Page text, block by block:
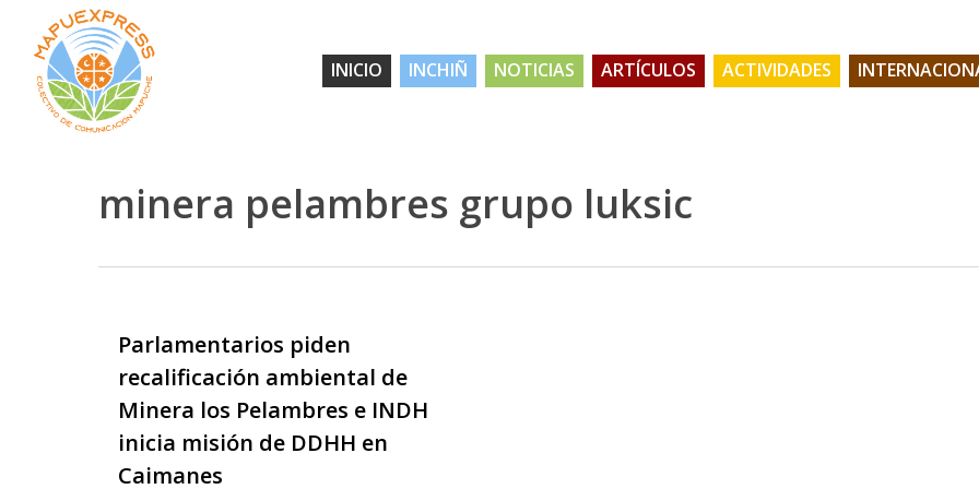
main
content
Hit enter to search or ESC to close
INICIO INCHIÑ NOTICIAS ARTÍCULOS ACTIVIDADES
minera pelambres grupo luksic
Parlamentarios piden
recalificación ambiental de
Minera los Pelambres e INDH
inicia misión de DDHH en
Caimanes